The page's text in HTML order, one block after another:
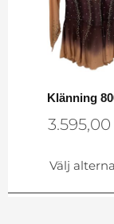
Klänning
3.595,00
Välj